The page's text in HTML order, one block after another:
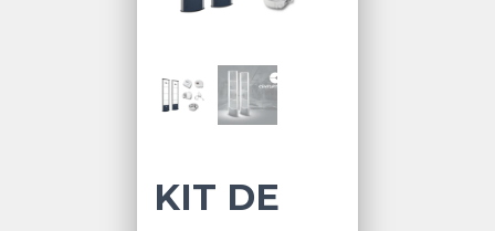
KIT DE